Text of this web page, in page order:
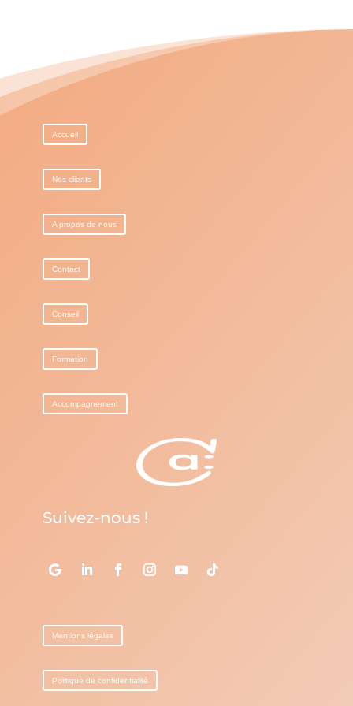
Accueil
Nos clients
A propos de nous
Contact
Conseil
Formation
Accompagnement
Suivez-nous !
Mentions légales
Politique de confidentialité